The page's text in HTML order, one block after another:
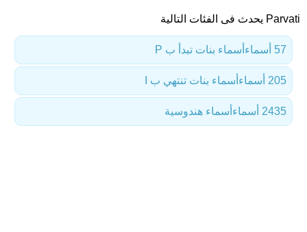
Parvati يحدث فى الفئات التالية
أسماء بنات تبدأ ب P 57 أسماء
أسماء بنات تنتهي ب I 205 أسماء
أسماء هندوسية 2435 أسماء